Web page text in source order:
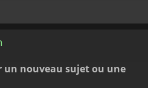
un nouveau sujet ou une